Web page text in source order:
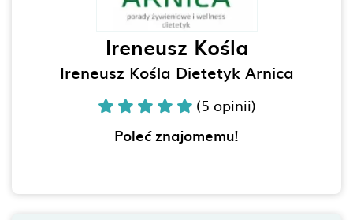
Ireneusz Kośla
Ireneusz Kośla Dietetyk Arnica
(5 opinii)
Poleć znajomemu!